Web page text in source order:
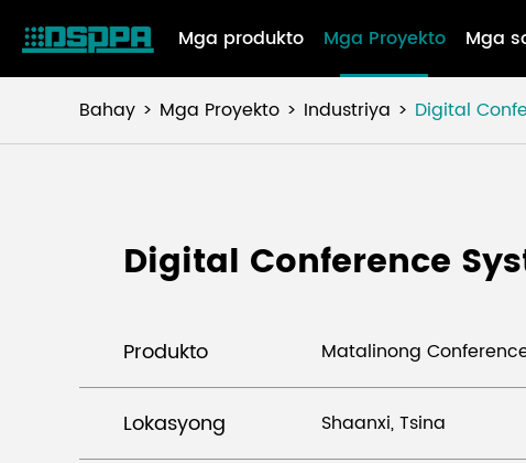
Mga produkto Mga Proyekto Mga
Bahay Mga Proyekto Industriya Digital
Digital Conference
Produkto Matalinong
Lokasyong Shaanxi, Tsina